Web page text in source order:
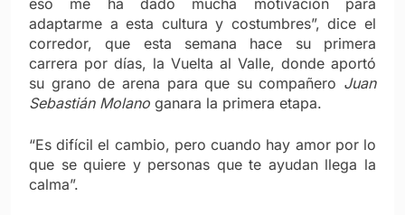
adaptarme a esta cultura y costumbres”, dice el
corredor, que esta semana hace su primera
carrera por días, la Vuelta al Valle, donde aportó
su grano de arena para que su compañero Juan
Sebastián Molano ganara la primera etapa.
“Es difícil el cambio, pero cuando hay amor por lo
que se quiere y personas que te ayudan llega la
calma”.